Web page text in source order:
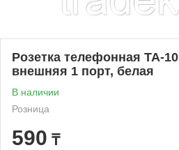
Розетка телефонная TA-
внешняя 1 порт, белая
В наличии
Розница
590 ₸